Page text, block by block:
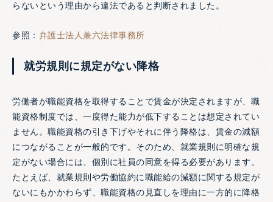
らないという理由から違法であると判断されました。
参照： 弁護士法人兼六法律事務所
就労規則に規定がない降格
労働者が職能資格を取得することで賃金が決定されますが、職
能資格制度では、一度得た能力が低下することは想定されてい
ません。職能資格の引き下げやそれに伴う降格は、賃金の減額
につながることが一般的です。そのため、就業規則に明確な規
定がない場合には、個別に社員の同意を得る必要があります。
たとえば、就業規則や労働協約に職能給の減額に関する規定が
ないにもかかわらず、職能資格の見直しを理由に一方的に降格